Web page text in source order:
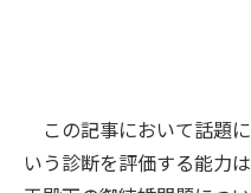
この記事において話題
いう診断を評価する能力